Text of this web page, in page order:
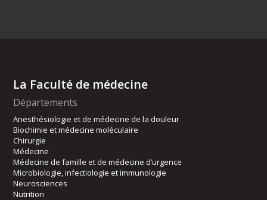
La Faculté de médecine
Départements
Anesthésiologie et de médecine de la douleur
Biochimie et médecine moléculaire
Chirurgie
Médecine
Médecine de famille et de médecine d’urgence
Microbiologie, infectiologie et immunologie
Neurosciences
Nutrition